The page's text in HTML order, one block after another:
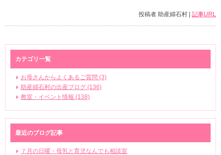
投稿者 助産婦石村 | 記事URL
カテゴリ一覧
お母さんからよくあるご質問 (3)
助産婦石村の出産ブログ (136)
教室・イベント情報 (138)
最近のブログ記事
７月の日曜・母乳と育児なんでも相談室